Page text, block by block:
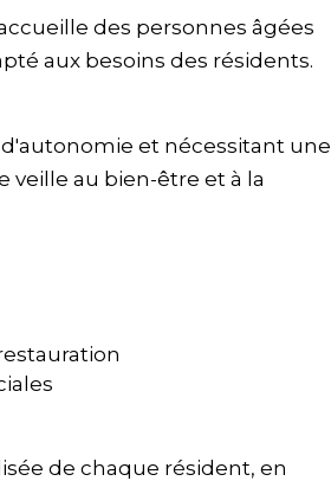
des personnes âgées
aux besoins des résidents.
d'autonomie et nécessitant une
veille au bien-être et à la
de chaque résident, en